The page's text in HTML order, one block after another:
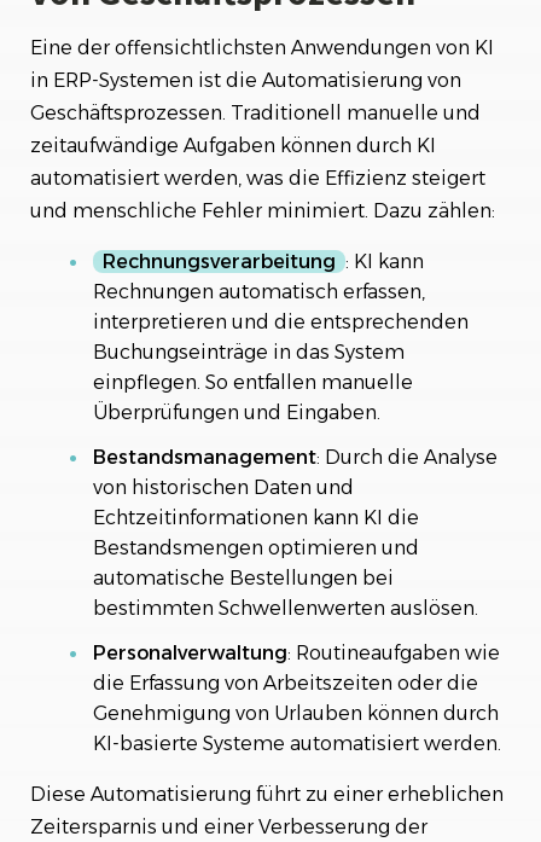
ERP-Systemen
Fazit
Eine der offensichtlichsten Anwendungen von KI
in ERP-Systemen ist die Automatisierung von
Geschäftsprozessen. Traditionell manuelle und
zeitaufwändige Aufgaben können durch KI
automatisiert werden, was die Effizienz steigert
und menschliche Fehler minimiert. Dazu zählen:
Rechnungsverarbeitung : KI kann
Rechnungen automatisch erfassen,
interpretieren und die entsprechenden
Buchungseinträge in das System
einpflegen. So entfallen manuelle
Überprüfungen und Eingaben.
Bestandsmanagement: Durch die Analyse
von historischen Daten und
Echtzeitinformationen kann KI die
Bestandsmengen optimieren und
automatische Bestellungen bei
bestimmten Schwellenwerten auslösen.
Personalverwaltung: Routineaufgaben wie
die Erfassung von Arbeitszeiten oder die
Genehmigung von Urlauben können durch
KI-basierte Systeme automatisiert werden.
Diese Automatisierung führt zu einer erheblichen
Zeitersparnis und einer Verbesserung der